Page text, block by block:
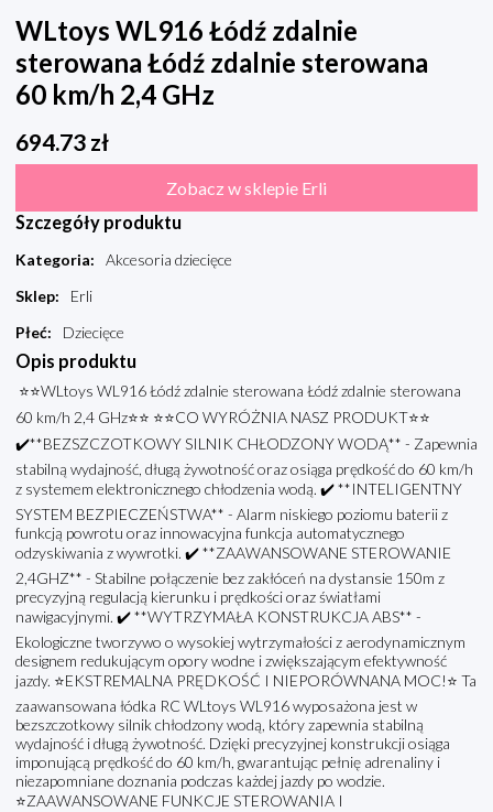
WLtoys WL916 Łódź zdalnie
sterowana Łódź zdalnie sterowana
60 km/h 2,4 GHz
694.73 zł
Zobacz w sklepie Erli
Szczegóły produktu
Kategoria:
Akcesoria dziecięce
Sklep:
Erli
Płeć: Dziecięce
Opis produktu
⭐⭐WLtoys WL916 Łódź zdalnie sterowana Łódź zdalnie sterowana
60 km/h 2,4 GHz⭐⭐ ⭐⭐CO WYRÓŻNIA NASZ PRODUKT⭐⭐
✔️**BEZSZCZOTKOWY SILNIK CHŁODZONY WODĄ** - Zapewnia
stabilną wydajność, długą żywotność oraz osiąga prędkość do 60 km/h
z systemem elektronicznego chłodzenia wodą. ✔️ **INTELIGENTNY
SYSTEM BEZPIECZEŃSTWA** - Alarm niskiego poziomu baterii z
funkcją powrotu oraz innowacyjna funkcja automatycznego
odzyskiwania z wywrotki. ✔️ **ZAAWANSOWANE STEROWANIE
2,4GHZ** - Stabilne połączenie bez zakłóceń na dystansie 150m z
precyzyjną regulacją kierunku i prędkości oraz światłami
nawigacyjnymi. ✔️ **WYTRZYMAŁA KONSTRUKCJA ABS** -
Ekologiczne tworzywo o wysokiej wytrzymałości z aerodynamicznym
designem redukującym opory wodne i zwiększającym efektywność
jazdy. ⭐EKSTREMALNA PRĘDKOŚĆ I NIEPORÓWNANA MOC!⭐ Ta
zaawansowana łódka RC WLtoys WL916 wyposażona jest w
bezszczotkowy silnik chłodzony wodą, który zapewnia stabilną
wydajność i długą żywotność. Dzięki precyzyjnej konstrukcji osiąga
imponującą prędkość do 60 km/h, gwarantując pełnię adrenaliny i
niezapomniane doznania podczas każdej jazdy po wodzie.
⭐ZAAWANSOWANE FUNKCJE STEROWANIA I